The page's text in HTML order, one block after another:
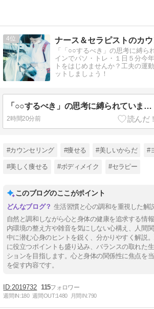
4
「「○○するべき」の思考に縛ら
インでパソ・トレ・１日５分今
トをはじめませんか？工夫の運
ットしましょう！
「○○するべき」の思考に縛られていませんか
2時間20分前
#カウンセリング #痩せる #美しいからだ #
#美しく痩せる #ボディメイク #セラピー
このブログのここがポイント
生活習慣と心の調和を重視した解
自然と調和しながら心と身体の健康を追求する情
内環境の整え方や雑音を気にしない心構え、人間
中に潜む心身のヒントを鋭く、分かりやすく解説
に役立つポイントも盛り込み、バランスの取れた
ションを目指します。心と身体の関係性に焦点を
を促す内容です。
2019732 115
週間IN:180 週間OUT:1480 月間IN:790